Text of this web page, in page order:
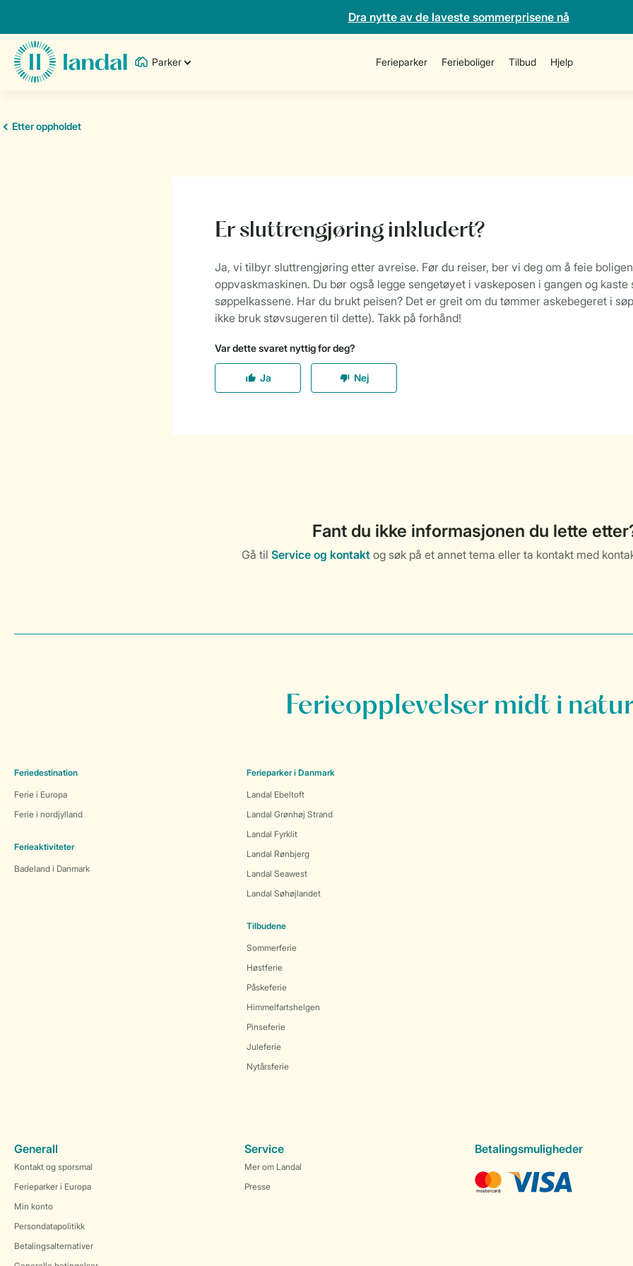
Dra nytte av de laveste sommerprisene nå
Parker Ferieparker Ferieboliger Tilbud Hjelp
Ferieopplevelser midt i
Feriedestination
Ferie i Europa
Ferie i nordjylland
Ferieaktiviteter
Badeland i Danmark
Ferieparker i Danmark
Landal Ebeltoft
Landal Grønhøj Strand
Landal Fyrklit
Landal Rønbjerg
Landal Seawest
Landal Søhøjlandet
Tilbudene
Sommerferie
Høstferie
Påskeferie
Himmelfartshelgen
Pinseferie
Juleferie
Nytårsferie
Generall
Kontakt og sporsmal
Ferieparker i Europa
Min konto
Persondatapolitikk
Betalingsalternativer
Service
Mer om Landal
Presse
Betalingsmuligheder